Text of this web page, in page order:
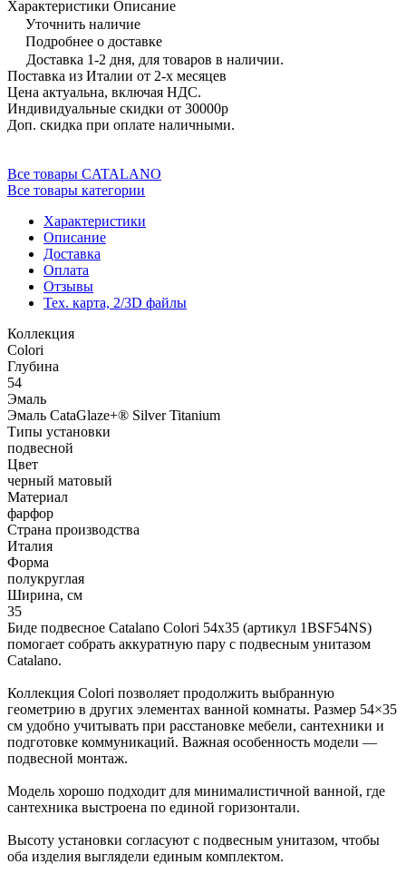
Характеристики Описание
Уточнить наличие
Подробнее о доставке
Доставка 1-2 дня, для товаров в наличии.
Поставка из Италии от 2-х месяцев
Цена актуальна, включая НДС.
Индивидуальные скидки от 30000р
Доп. скидка при оплате наличными.
Все товары CATALANO
Все товары категории
Характеристики
Описание
Доставка
Оплата
Отзывы
Тех. карта, 2/3D файлы
Коллекция
Colori
Глубина
54
Эмаль
Эмаль CataGlaze+® Silver Titanium
Типы установки
подвесной
Цвет
черный матовый
Материал
фарфор
Страна производства
Италия
Форма
полукруглая
Ширина, см
35
Биде подвесное Catalano Colori 54x35 (артикул 1BSF54NS)
помогает собрать аккуратную пару с подвесным унитазом
Catalano.
Коллекция Colori позволяет продолжить выбранную
геометрию в других элементах ванной комнаты. Размер 54×35
см удобно учитывать при расстановке мебели, сантехники и
подготовке коммуникаций. Важная особенность модели —
подвесной монтаж.
Модель хорошо подходит для минималистичной ванной, где
сантехника выстроена по единой горизонтали.
Высоту установки согласуют с подвесным унитазом, чтобы
оба изделия выглядели единым комплектом.